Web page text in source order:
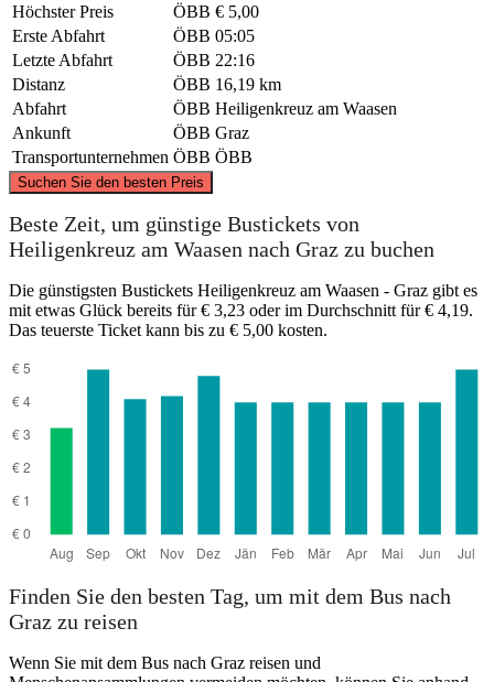
Höchster Preis
ÖBB € 5,00
Erste Abfahrt
ÖBB 05:05
Letzte Abfahrt
ÖBB 22:16
Distanz
ÖBB 16,19 km
Abfahrt
ÖBB Heiligenkreuz am Waasen
Ankunft
ÖBB Graz
Transportunternehmen ÖBB ÖBB
Suchen Sie den besten Preis
Beste Zeit, um günstige Bustickets von
Heiligenkreuz am Waasen nach Graz zu buchen
Die günstigsten Bustickets Heiligenkreuz am Waasen - Graz gibt es
mit etwas Glück bereits für € 3,23 oder im Durchschnitt für € 4,19.
Das teuerste Ticket kann bis zu € 5,00 kosten.
Finden Sie den besten Tag, um mit dem Bus nach
Graz zu reisen
Wenn Sie mit dem Bus nach Graz reisen und